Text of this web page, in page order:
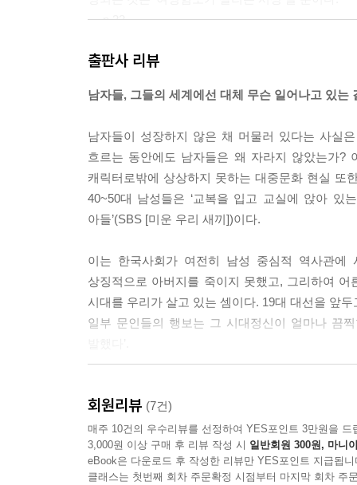
--- p.33
변화를 갈망하면서 싸움을 시작한 여성들 앞에서
사는 끝날 때가 되었다.
당신이 싸워야 할 대상은 떨어지지도 않을 ‘콩고
게 힘을 주는 가부장제라는 구조다. 남성 페미니
--- p.71~72
스젠더 인권운동의 발전과 함께 A 하사의 싸움이
--- p.125
이화여대 학생들이 경찰과 대치 중에 ‘투쟁가’로
“뿌리내리면서 이동하기rooting and shifting”. 이는
한다는 점에서, 그리고 스스로를 드러낸 타자와
--- p.173
출판사 리뷰
남자들, 그들의 세계에선 대체 무슨 일어나고 있는
남자들이 성장하지 않은 채 머물러 있다는 사실
흐르는 동안에도 남자들은 왜 자라지 않았는가?
캐릭터로밖에 상상하지 못하는 대중문화 현실 또
40~50대 남성들은 ‘교복을 입고 교실에 앉아 있
아들’(SBS [미운 우리 새끼])이다.
이는 한국사회가 여전히 남성 중심적 역사관에
상징적으로 아버지를 죽이지 못했고, 그리하여 어
시대를 우리가 살고 있는 셈이다. 19대 대선을 앞
일부 문인들의 행보는 그 시대정신이 얼마나 끔
추방하는 상상력을 통해 작동한다. 그런 점에서
있는지, 얼마나 더 나쁜 해악을 가져올 수 있는지
올라오는 일이 대체 어떻게 가능한 걸까? 그건 여
인기 게시물을 ‘작품’이라 칭하는 것도 그런 이유
회원리뷰 (7건)
매주 10건의 우수리뷰를 선정하여 YES포인트 3만원을 드
3,000원 이상 구매 후 리뷰 작성 시 일반회원 300원, 마니
eBook은 다운로드 후 작성한 리뷰만 YES포인트 지급됩니
클래스는 첫번째 회차 주문확정 시점부터 마지막 회차 주